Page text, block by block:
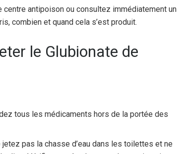
antipoison ou consultez immédiatement un
combien et quand cela s’est produit.
le Glubionate de
tous les médicaments hors de la portée des
pas la chasse d’eau dans les toilettes et ne